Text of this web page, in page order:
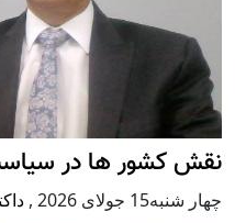
نقش کشور ها در
چهار شنبه15 جولای 2026 ,